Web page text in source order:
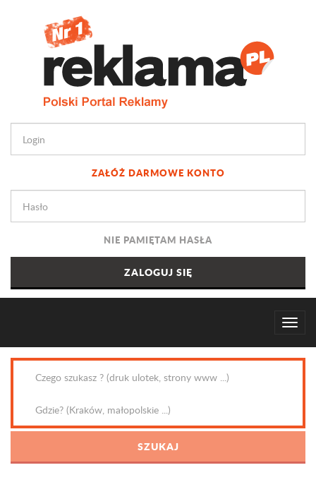
ZAŁÓŻ DARMOWE KONTO
NIE PAMIĘTAM HASŁA